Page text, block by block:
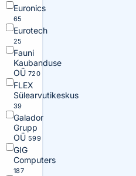
Euronics
65
Eurotech
25
Fauni
Kaubanduse
OÜ 720
FLEX
Sülearvutikeskus
39
Galador
Grupp
OÜ 599
GIG
Computers
187